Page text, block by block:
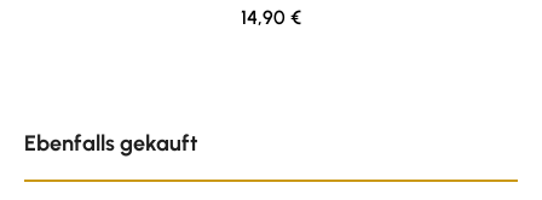
Regulärer Preis:
14,90 €
Ebenfalls gekauft